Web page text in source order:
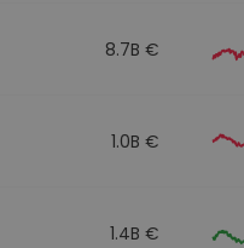
8.7B €
1.0B €
1.4B €